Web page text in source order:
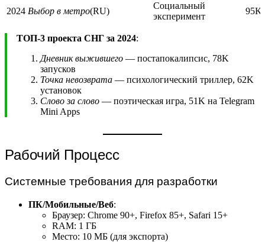
2024 Выбор в метро(RU)
Социальный
эксперимент
95K
ТОП-3 проекта СНГ за 2024:
Дневник выжившего — постапокалипсис, 78K
запусков
Точка невозврата — психологический триллер, 62K
установок
Слово за слово — поэтическая игра, 51K на Telegram
Mini Apps
Рабочий Процесс
Системные требования для разработки
ПК/Мобильные/Веб:
Браузер: Chrome 90+, Firefox 85+, Safari 15+
RAM: 1 ГБ
Место: 10 МБ (для экспорта)